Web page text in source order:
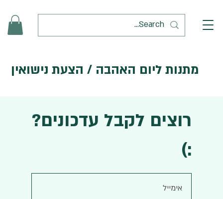
מתנות ליום האהבה / הצעת נישואין
רוצים לקבל עדכונים?
:)